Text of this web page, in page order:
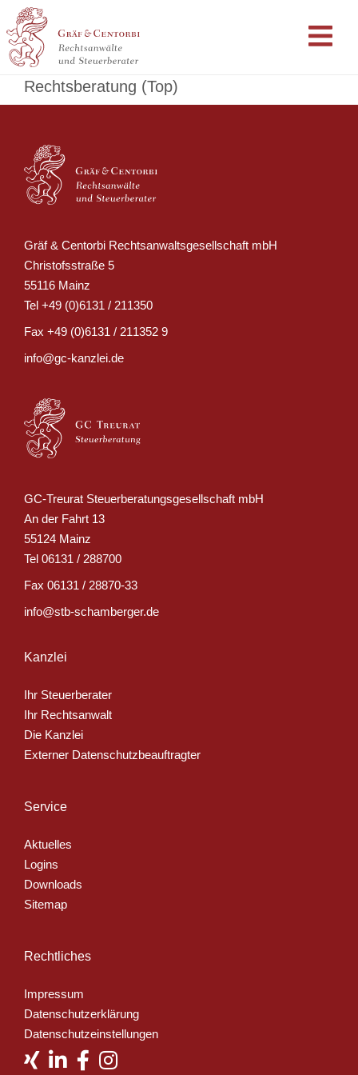
Rechtsberatung (Top)
Gräf & Centorbi Rechtsanwaltsgesellschaft mbH
Christofsstraße 5
55116 Mainz
Tel +49 (0)6131 / 211350
Fax +49 (0)6131 / 211352 9
info@gc-kanzlei.de
Kanzlei
Ihr Steuerberater
Ihr Rechtsanwalt
Die Kanzlei
Externer Datenschutzbeauftragter
GC-Treurat Steuerberatungsgesellschaft mbH
An der Fahrt 13
55124 Mainz
Tel 06131 / 288700
Fax 06131 / 28870-33
info@stb-schamberger.de
Service
Aktuelles
Logins
Downloads
Sitemap
Rechtliches
Impressum
Datenschutzerklärung
Datenschutzeinstellungen